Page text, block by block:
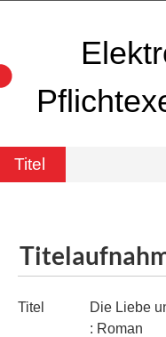
Titel
Titel
Die Liebe
: Roman